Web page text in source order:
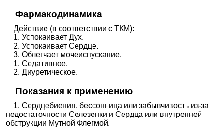
Фармакодинамика
Действие (в соответствии с ТКМ):
1. Успокаивает Дух.
2. Успокаивает Сердце.
3. Облегчает мочеиспускание.
1. Седативное.
2. Диуретическое.
Показания к применению
1. Сердцебиения, бессонница или забывчивость из-за
недостаточности Селезенки и Сердца или внутренней
обструкции Мутной Флегмой.